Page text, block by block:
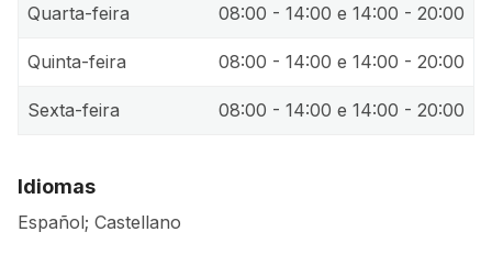
Quarta-feira 08:00 - 14:00 e 14:00 - 20:00
Quinta-feira 08:00 - 14:00 e 14:00 - 20:00
Sexta-feira 08:00 - 14:00 e 14:00 - 20:00
Idiomas
Español; Castellano